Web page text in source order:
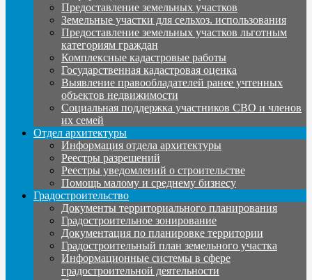
Предоставление земельных участков
Земельные участки для сельхоз. использования
Предоставление земельных участков льготным
категориям граждан
Комплексные кадастровые работы
Государственная кадастровая оценка
Выявление правообладателей ранее учтенных
объектов недвижимости
Социальная поддержка участников СВО и членов
их семей
Отдел архитектуры
Информация отдела архитектуры
Реестры разрешений
Реестры уведомлений о строительстве
Помощь малому и среднему бизнесу
Градостроительство
Документы территориального планирования
Градостроительное зонирование
Документация по планировке территории
Градостроительный план земельного участка
Информационные системы в сфере
градостроительной деятельности